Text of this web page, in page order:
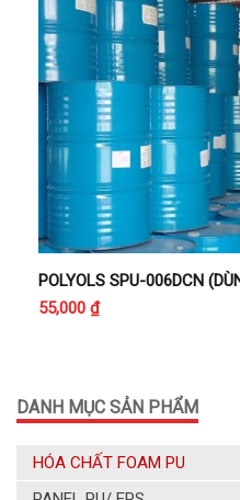
55,000 ₫
DANH MỤC SẢN PHẨM
HÓA CHẤT FOAM PU